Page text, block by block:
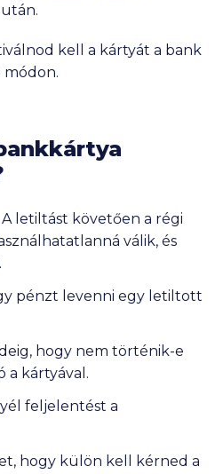
kell a kártyát a bank
A letiltást követően a régi
válik, és
pénzt levenni egy letiltott
hogy nem történik-e
a kártyával.
feljelentést a
hogy külön kell kérned a